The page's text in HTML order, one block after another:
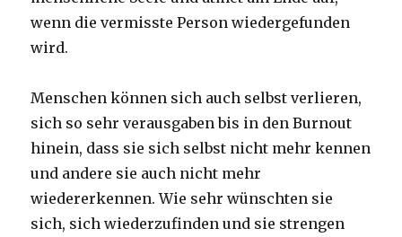
wenn die vermisste Person wiedergefunden
wird.
Menschen können sich auch selbst verlieren,
sich so sehr verausgaben bis in den Burnout
hinein, dass sie sich selbst nicht mehr kennen
und andere sie auch nicht mehr
wiedererkennen. Wie sehr wünschten sie
sich, sich wiederzufinden und sie strengen